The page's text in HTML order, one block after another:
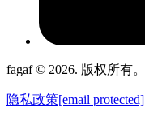
fagaf © 2026. 版权所有。
隐私政策[email protected]